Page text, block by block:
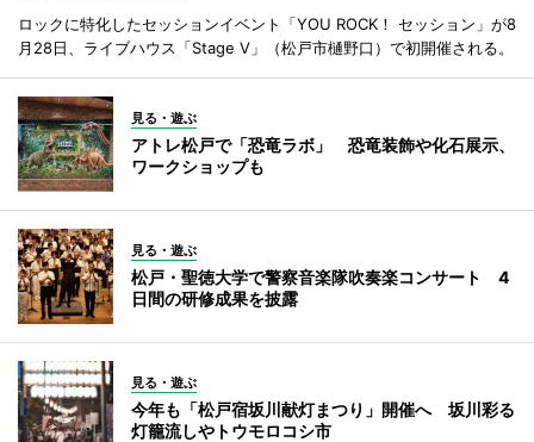
ロックに特化したセッションイベント「YOU ROCK！ セッション」が8
月28日、ライブハウス「Stage V」（松戸市樋野口）で初開催される。
見る・遊ぶ
アトレ松戸で「恐竜ラボ」 恐竜装飾や化石展示、
ワークショップも
見る・遊ぶ
松戸・聖徳大学で警察音楽隊吹奏楽コンサート 4
日間の研修成果を披露
見る・遊ぶ
今年も「松戸宿坂川献灯まつり」開催へ 坂川彩る
灯籠流しやトウモロコシ市